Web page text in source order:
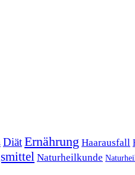
DiätErnährung Haarausfall
Naturheilkunde